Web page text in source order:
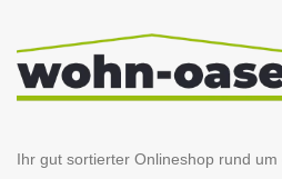
Ihr gut sortierter Onlineshop rund